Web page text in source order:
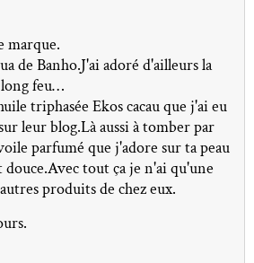
marque.
de Banho.J'ai adoré d'ailleurs la
feu…
triphasée Ekos cacau que j'ai eu
leur blog.Là aussi à tomber par
parfumé que j'adore sur ta peau
tout ça je n'ai qu'une
produits de chez eux.